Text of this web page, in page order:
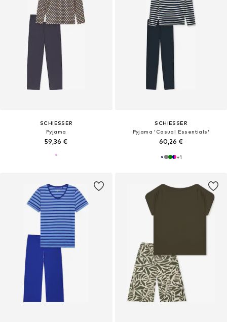
SCHIESSER
Pyjama
59,36 €
SCHIESSER
Pyjama 'Casual Essentials'
60,26 €
+1